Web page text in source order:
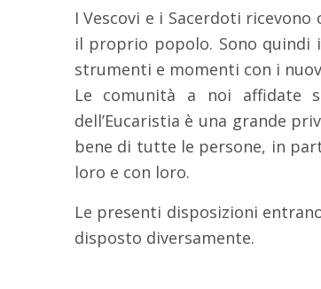
I Vescovi e i Sacerdoti
il proprio popolo. Sono quindi
strumenti e momenti con i
Le comunità a noi affidate
dell’Eucaristia è una grande
bene di tutte le persone, in
loro e con loro.
Le presenti disposizioni
disposto diversamente.